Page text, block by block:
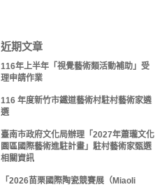
近期文章
116年上半年「視覺藝術類活動補助」受
理申請作業
116 年度新竹市鐵道藝術村駐村藝術家遴
選
臺南市政府文化局辦理「2027年蕭瓏文化
園區國際藝術進駐計畫」駐村藝術家甄選
相關資訊
「2026苗栗國際陶瓷競賽展（Miaoli